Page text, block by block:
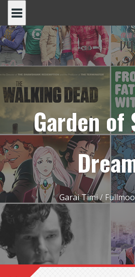
content
Garden of
Garai Timi /